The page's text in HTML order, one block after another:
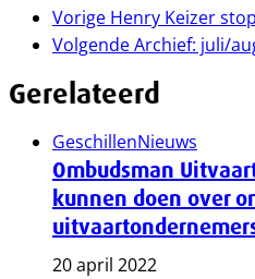
Vorige Henry Keizer
VolgendeArchief: juli/
Gerelateerd
GeschillenNieuws
Ombudsman
kunnen doen over
20 april 2022